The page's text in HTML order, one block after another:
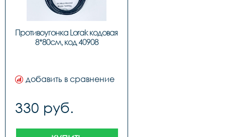
Противоугонка Lorak кодовая
8*80см, код 40908
добавить в сравнение
330 руб.